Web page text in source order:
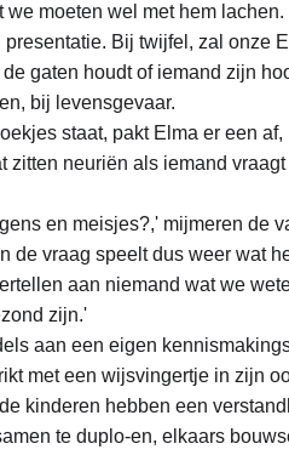
moeten wel met hem
Bij twijfel, zal onze
gaten houdt of iemand zijn
bij levensgevaar.
staat, pakt Elma er een
zitten neuriën als iemand
en meisjes?,' mijmeren de
de vraag speelt dus weer wat
aan niemand wat we
zijn.'
aan een eigen
met een wijsvingertje in zijn
kinderen hebben een
te duplo-en, elkaars